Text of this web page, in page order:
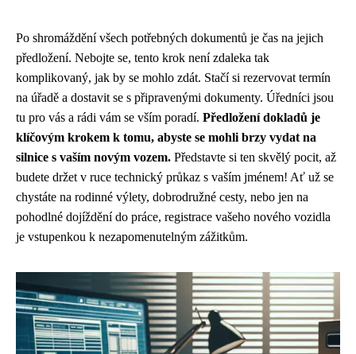
Po shromáždění všech potřebných dokumentů je čas na jejich
předložení. Nebojte se, tento krok není zdaleka tak
komplikovaný, jak by se mohlo zdát. Stačí si rezervovat termín
na úřadě a dostavit se s připravenými dokumenty. Úředníci jsou
tu pro vás a rádi vám se vším poradí. Předložení dokladů je
klíčovým krokem k tomu, abyste se mohli brzy vydat na
silnice s vaším novým vozem. Představte si ten skvělý pocit, až
budete držet v ruce technický průkaz s vaším jménem! Ať už se
chystáte na rodinné výlety, dobrodružné cesty, nebo jen na
pohodlné dojíždění do práce, registrace vašeho nového vozidla
je vstupenkou k nezapomenutelným zážitkům.